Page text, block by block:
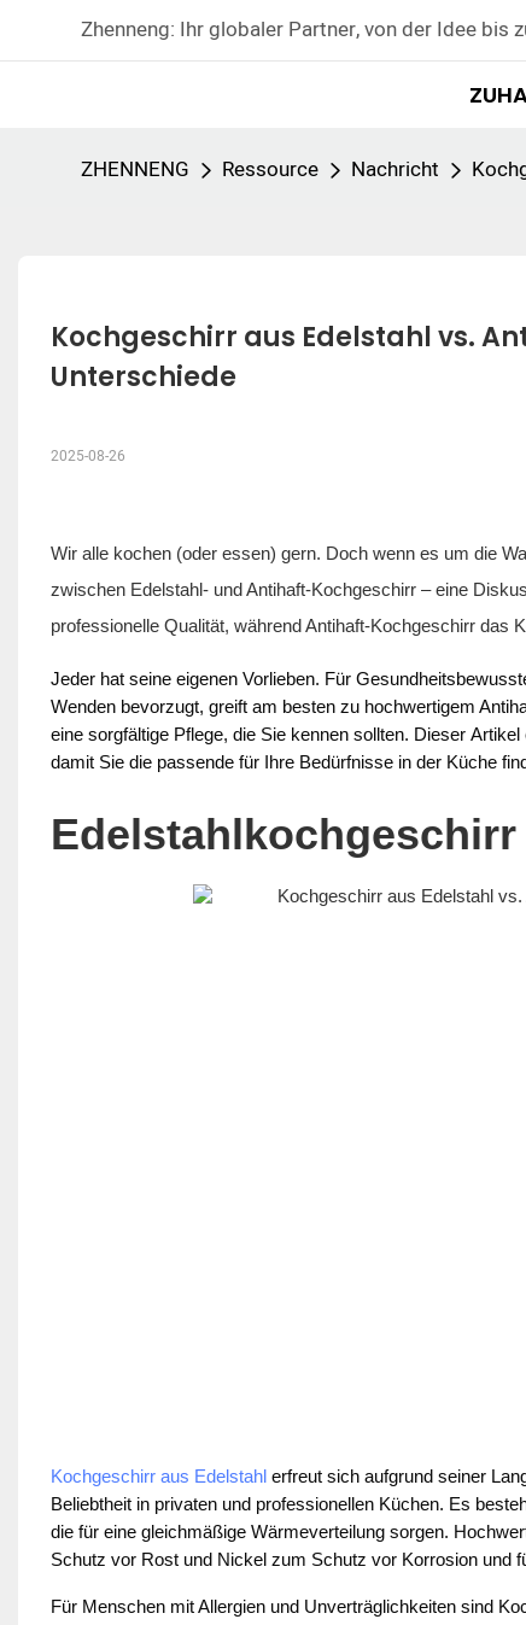
Zhenneng: Ihr globaler Partner, von der Idee bis
ZHENNENG Ressource Nachricht
Kochgeschirr aus Edelstahl vs.
Unterschiede
2025-08-26
Wir alle kochen (oder essen) gern. Doch wenn es um die
zwischen Edelstahl- und Antihaft-Kochgeschirr – eine
professionelle Qualität, während Antihaft-Kochgeschirr das
Jeder hat seine eigenen Vorlieben. Für
Wenden bevorzugt, greift am besten zu hochwertigem
eine sorgfältige Pflege, die Sie kennen sollten. Dieser Artikel
damit Sie die passende für Ihre Bedürfnisse in der Küche
Kochgeschirr aus Edelstahl erfreut sich aufgrund seiner
Beliebtheit in privaten und professionellen Küchen. Es
die für eine gleichmäßige Wärmeverteilung sorgen.
Schutz vor Rost und Nickel zum Schutz vor Korrosion und
Für Menschen mit Allergien und Unverträglichkeiten sind